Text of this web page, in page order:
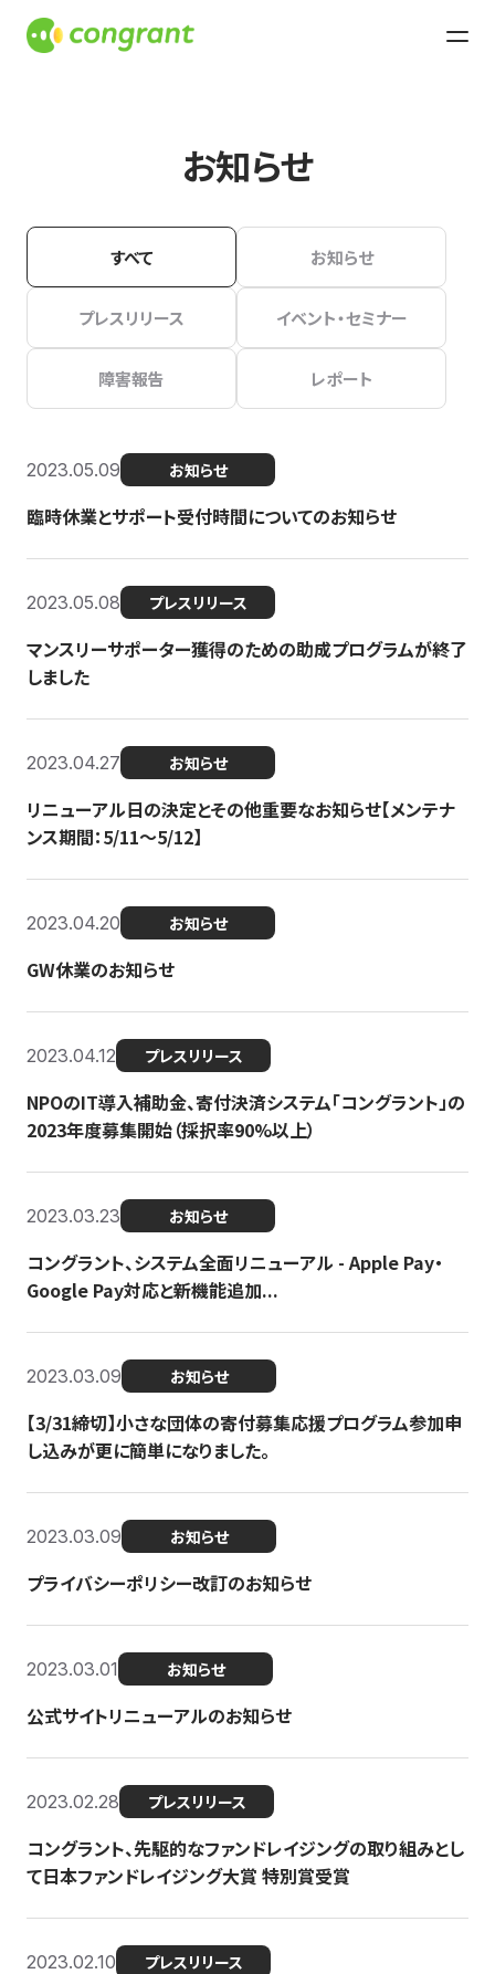
お知らせ
すべて お知らせ
プレスリリース イベント・セミナー
障害報告 レポート
2023.05.09 お知らせ
臨時休業とサポート受付時間についてのお知らせ
2023.05.08 プレスリリース
マンスリーサポーター獲得のための助成プログラムが終了
しました
2023.04.27 お知らせ
リニューアル日の決定とその他重要なお知らせ【メンテナ
ンス期間：5/11～5/12】
2023.04.20 お知らせ
GW休業のお知らせ
2023.04.12 プレスリリース
NPOのIT導入補助金、寄付決済システム「コングラント」の
2023年度募集開始（採択率90%以上）
2023.03.23 お知らせ
コングラント、システム全面リニューアル - Apple Pay・
Google Pay対応と新機能追加...
2023.03.09 お知らせ
【3/31締切】小さな団体の寄付募集応援プログラム参加申
し込みが更に簡単になりました。
2023.03.09 お知らせ
プライバシーポリシー改訂のお知らせ
2023.03.01 お知らせ
公式サイトリニューアルのお知らせ
2023.02.28 プレスリリース
コングラント、先駆的なファンドレイジングの取り組みとし
て日本ファンドレイジング大賞 特別賞受賞
2023.02.10 プレスリリース